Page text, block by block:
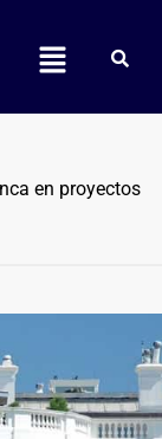
en proyectos